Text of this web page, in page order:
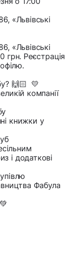
«Львівські
«Львівські
Реєстрація
🙌🏻 💛
компанії
книжки у
і додаткові
Фабула